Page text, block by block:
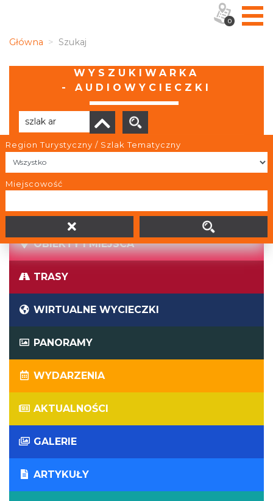
Główna Szukaj
WYSZUKIWARKA
- AUDIOWYCIECZKI
Region Turystyczny / Szlak Tematyczny
MiejscowośćBrak wyników
OBIEKTY I MIEJSCA
TRASY
WIRTUALNE WYCIECZKI
PANORAMY
WYDARZENIA
AKTUALNOŚCI
GALERIE
ARTYKUŁY
0